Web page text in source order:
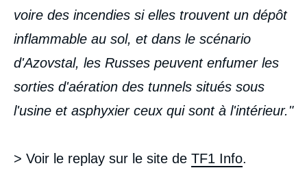
voire des incendies si elles trouvent un dépôt
inflammable au sol, et dans le scénario
d'Azovstal, les Russes peuvent enfumer les
sorties d'aération des tunnels situés sous
l'usine et asphyxier ceux qui sont à l'intérieur."
> Voir le replay sur le site de TF1 Info.